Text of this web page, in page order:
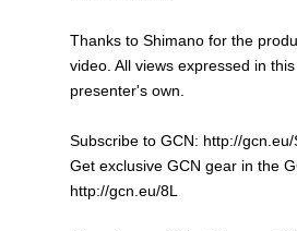
Thanks to Shimano for the
video. All views expressed in
presenter's own.
Subscribe to GCN: http://gcn.eu/
Get exclusive GCN gear in the
http://gcn.eu/8L